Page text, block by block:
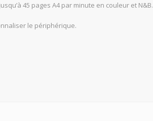
45 pages A4 par minute en couleur et N&B.
le périphérique.